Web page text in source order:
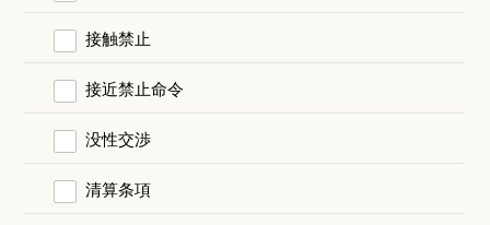
接触禁止
接近禁止命令
没性交渉
清算条項